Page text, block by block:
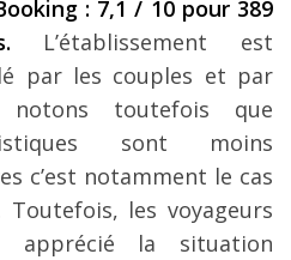
: 7,1 / 10 pour 389
L’établissement est
par les couples et par
toutefois que
sont moins
c’est notamment le cas
Toutefois, les voyageurs
apprécié la situation